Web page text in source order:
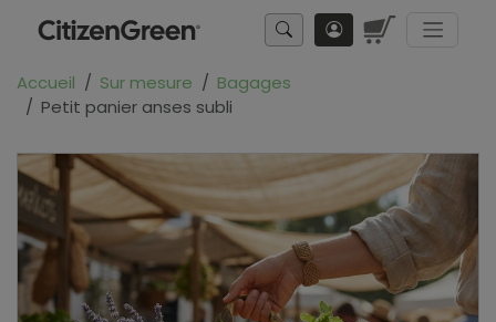
Accueil Sur mesure
Bagages
Petit panier anses subli